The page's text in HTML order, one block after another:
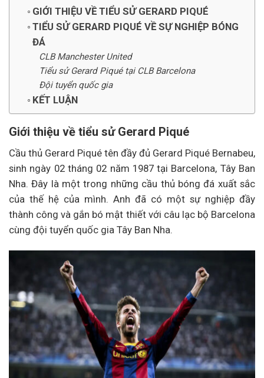
GIỚI THIỆU VỀ TIỂU SỬ GERARD PIQUÉ
TIỂU SỬ GERARD PIQUÉ VỀ SỰ NGHIỆP BÓNG
ĐÁ
CLB Manchester United
Tiểu sử Gerard Piqué tại CLB Barcelona
Đội tuyển quốc gia
KẾT LUẬN
Giới thiệu về tiểu sử Gerard Piqué
Cầu thủ Gerard Piqué tên đầy đủ Gerard Piqué Bernabeu,
sinh ngày 02 tháng 02 năm 1987 tại Barcelona, Tây Ban
Nha. Đây là một trong những cầu thủ bóng đá xuất sắc
của thế hệ của mình. Anh đã có một sự nghiệp đầy
thành công và gắn bó mật thiết với câu lạc bộ Barcelona
cùng đội tuyển quốc gia Tây Ban Nha.